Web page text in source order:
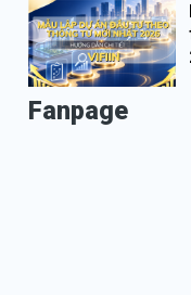
Fanpage